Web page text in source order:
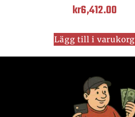
kr6,412.00
Lägg till i varukorg